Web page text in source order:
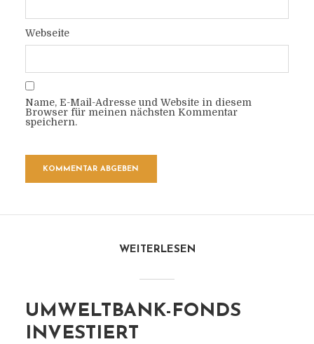
Webseite
Name, E-Mail-Adresse und Website in diesem
Browser für meinen nächsten Kommentar
speichern.
WEITERLESEN
UMWELTBANK-FONDS
INVESTIERT